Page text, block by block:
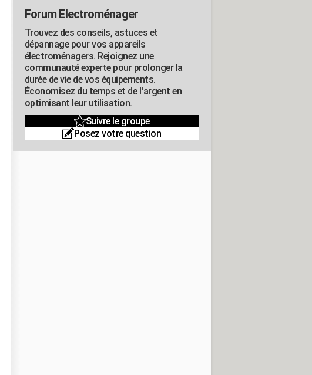
Forum Electroménager
Trouvez des conseils, astuces et
dépannage pour vos appareils
électroménagers. Rejoignez une
communauté experte pour prolonger la
durée de vie de vos équipements.
Économisez du temps et de l'argent en
optimisant leur utilisation.
Suivre le groupe
Posez votre question